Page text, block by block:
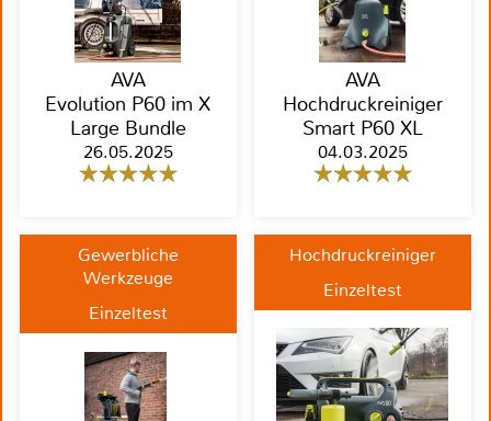
AVA
Evolution P60 im X
Large Bundle
26.05.2025
AVA
Hochdruckreiniger
Smart P60 XL
04.03.2025
Gewerbliche
Werkzeuge
Einzeltest
Hochdruckreiniger
Einzeltest